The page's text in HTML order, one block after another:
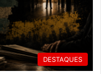
DESTAQUES